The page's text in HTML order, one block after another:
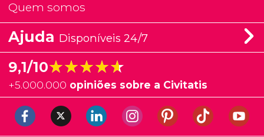
Quem somos
Ajuda Disponíveis 24/7
9,1/10★★★★★
★★★★★
+5.000.000 opiniões sobre a Civitatis